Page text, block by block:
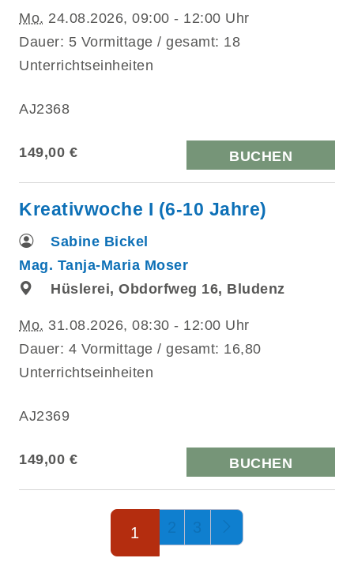
Mo. 24.08.2026, 09:00 - 12:00 Uhr
Dauer: 5 Vormittage / gesamt: 18
Unterrichtseinheiten
AJ2368
149,00 € BUCHEN
Kreativwoche I (6-10 Jahre)
Sabine Bickel
Mag. Tanja-Maria Moser
Hüslerei, Obdorfweg 16, Bludenz
Mo. 31.08.2026, 08:30 - 12:00 Uhr
Dauer: 4 Vormittage / gesamt: 16,80
Unterrichtseinheiten
AJ2369
149,00 € BUCHEN
1 2 3